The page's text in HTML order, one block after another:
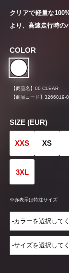
クリアで軽量な
より、高速走行時の
COLOR
【商品名】 00 CLEAR
【商品コード】 3266019-
SIZE (EUR)
XXS XS
3XL
※赤表示は特注サイズ